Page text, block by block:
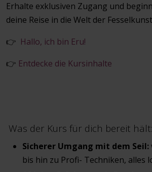
Erhalte exklusiven Zugang und
deine Reise in die Welt der
👉 Hallo, ich bin Eru!
👉 Entdecke die Kursinhalte
Was der Kurs für dich bereit hält:
Sicherer Umgang mit dem Seil:
bis hin zu Profi- Techniken, alles